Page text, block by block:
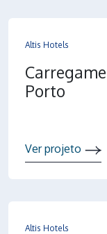
Altis Hotels
Porto
Ver projeto
Altis Hotels